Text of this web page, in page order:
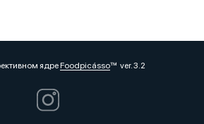
ядреFoodpicássover. 3.2